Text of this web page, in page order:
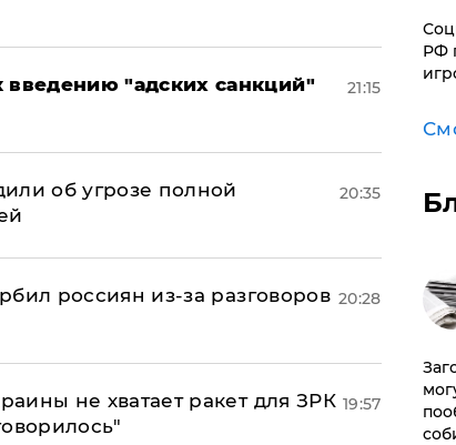
"адских санкций"
21:15
об угрозе полной
20:35
россиян из-за разговоров 20:28
не хватает ракет для ЗРК 19:57
РФ